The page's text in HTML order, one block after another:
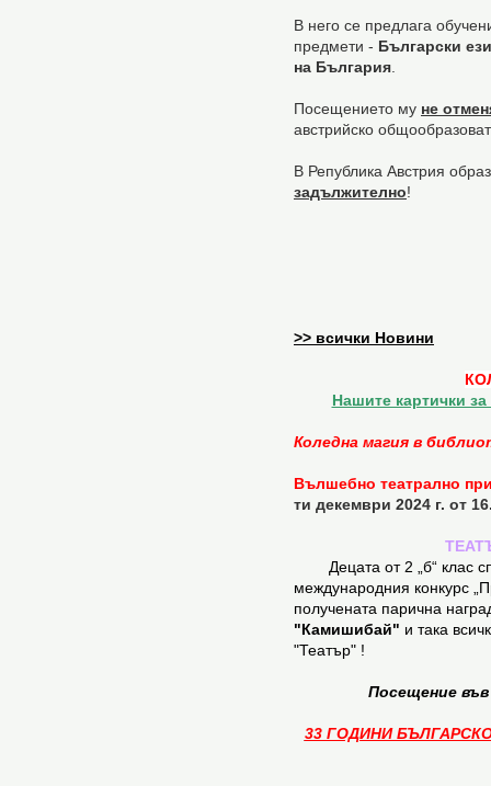
В него се предлага
предмети - Български
на България
Посещението му не
австрийско
В Република Австрия
задължително!
>> всички Новини
Нашите картички
Коледна магия в
Вълшебно театрално
ти декември 2024 г. от
Децата от 2 „б“ клас
международния конкурс
получената парична
"Камишибай" и така
"Театър" !
Посещение
33 ГОДИНИ